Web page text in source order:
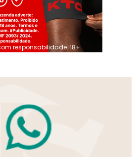
responsabilidade. 18+